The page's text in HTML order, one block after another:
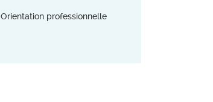
Orientation professionnelle